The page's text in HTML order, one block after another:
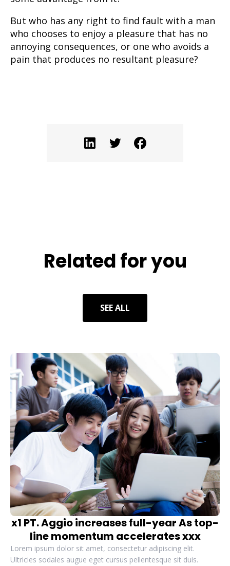
But who has any right to find fault with a man
who chooses to enjoy a pleasure that has no
annoying consequences, or one who avoids a
pain that produces no resultant pleasure?
Related for you
SEE ALL
x1 PT. Aggio increases full-year As top-
line momentum accelerates xxx
Lorem ipsum dolor sit amet, consectetur adipiscing elit.
Ultricies sodales augue eget cursus pellentesque sit duis.